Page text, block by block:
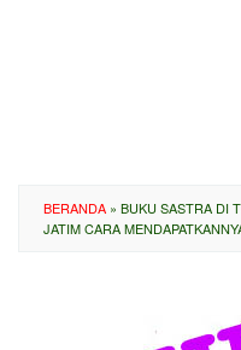
BERANDA » BUKU SASTRA DI
JATIM CARA